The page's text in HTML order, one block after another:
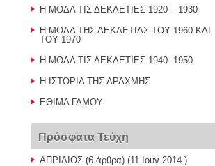
Η ΜΟΔΑ ΤΙΣ ΔΕΚΑΕΤΙΕΣ 1920 – 1930
Η ΜΟΔΑ ΤΗΣ ΔΕΚΑΕΤΙΑΣ ΤΟΥ 1960 ΚΑΙ
ΤΟΥ 1970
Η ΜΟΔΑ ΤΙΣ ΔΕΚΑΕΤΙΕΣ 1940 -1950
Η ΙΣΤΟΡΙΑ ΤΗΣ ΔΡΑΧΜΗΣ
ΕΘΙΜΑ ΓΑΜΟΥ
Πρόσφατα Τεύχη
ΑΠΡΙΛΙΟΣ (6 άρθρα) (11 Ιουν 2014 )